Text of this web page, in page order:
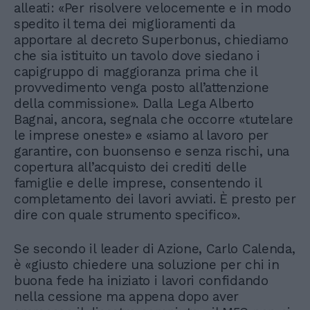
alleati: «Per risolvere velocemente e in modo
spedito il tema dei miglioramenti da
apportare al decreto Superbonus, chiediamo
che sia istituito un tavolo dove siedano i
capigruppo di maggioranza prima che il
provvedimento venga posto all’attenzione
della commissione». Dalla Lega Alberto
Bagnai, ancora, segnala che occorre «tutelare
le imprese oneste» e «siamo al lavoro per
garantire, con buonsenso e senza rischi, una
copertura all’acquisto dei crediti delle
famiglie e delle imprese, consentendo il
completamento dei lavori avviati. È presto per
dire con quale strumento specifico».
Se secondo il leader di Azione, Carlo Calenda,
è «giusto chiedere una soluzione per chi in
buona fede ha iniziato i lavori confidando
nella cessione ma appena dopo aver